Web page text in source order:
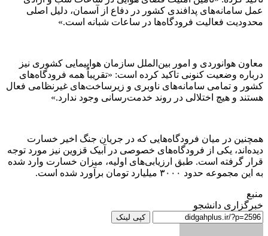
عمل سامانه‌های پدافندی کشور در دفاع از آسمان، دلیل اصلی
محدودیت فعالیت فرودگاه‌ها در ساعات شبانه است.»
معاون هوانوردی و امور بین‌الملل سازمان هواپیمایی کشوری نیز
درباره وضعیت کنونی تاکید کرده است: «تقریباً همه فرودگاه‌های
کشور و تمامی سامانه‌های ناوبری و زیرساخت‌های غیرنظامی فعال
هستند و هیچ اختلالی در روند خدمت‌رسانی وجود ندارد.»
همچنین در میان فرودگاه‌هایی که در جریان جنگ اخیر خسارت
دیده‌اند، یکی از فرودگاه‌های خصوصی در آبیک قزوین نیز مورد توجه
قرار گرفته است. طبق ارزیابی‌های اولیه، میزان خسارت وارد شده
به این مجموعه حدود ۳۰۰۰ میلیارد تومان برآورد شده است.
منبع
خبرگزاری دانشجو
کپی لینک